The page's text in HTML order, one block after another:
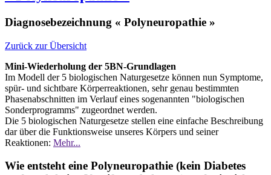
Diagnosebezeichnung « Polyneuropathie »
Zurück zur Übersicht
Mini-Wiederholung der 5BN-Grundlagen
Im Modell der 5 biologischen Naturgesetze können nun Symptome,
spür- und sichtbare Körperreaktionen, sehr genau bestimmten
Phasenabschnitten im Verlauf eines sogenannten "biologischen
Sonderprogramms" zugeordnet werden.
Die 5 biologischen Naturgesetze stellen eine einfache Beschreibung
dar über die Funktionsweise unseres Körpers und seiner
Reaktionen: Mehr...
Wie entsteht eine Polyneuropathie (kein Diabetes